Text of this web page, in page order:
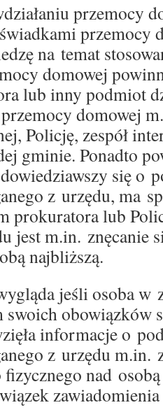
przemocy
przemocy
na temat
domowej
lub inny podmiot
domowej
Policję, zespół
gminie. Ponadto
się o
z urzędu, ma
prokuratora lub
jest m.in. znęcanie
najbliższą.
jeśli osoba w
obowiązków
informacje o
z urzędu m.in.
nad